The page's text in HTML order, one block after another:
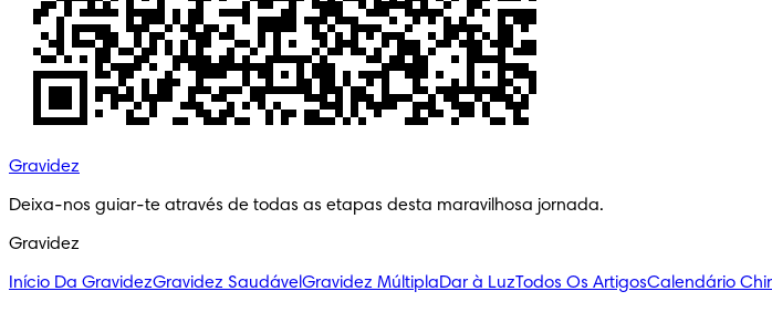
Gravidez
Deixa-nos guiar-te através de todas as etapas desta maravilhosa jornada.
Gravidez
Início Da GravidezGravidez SaudávelGravidez MúltiplaDar à LuzTodos Os ArtigosCalendário